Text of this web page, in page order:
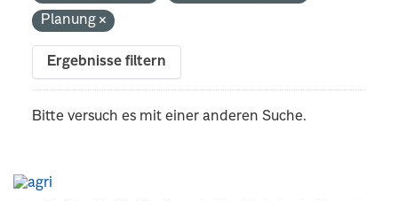
Planung
Ergebnisse filtern
Bitte versuch es mit einer anderen Suche.